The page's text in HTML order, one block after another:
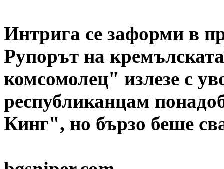
Интрига се заформи в
Рупорът на
комсомолец" излезе с
республиканцам
Кинг", но бързо беше